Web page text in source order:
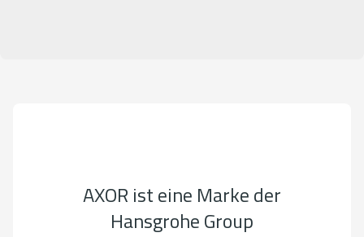
AXOR ist eine Marke der
Hansgrohe Group